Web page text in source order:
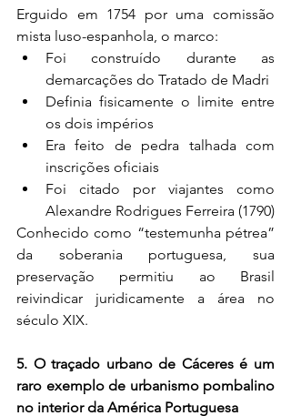
Erguido em 1754 por uma comissão
mista luso-espanhola, o marco:
Foi construído durante as
demarcações do Tratado de Madri
Definia fisicamente o limite entre
os dois impérios
Era feito de pedra talhada com
inscrições oficiais
Foi citado por viajantes como
Alexandre Rodrigues Ferreira (1790)
Conhecido como “testemunha pétrea”
da soberania portuguesa, sua
preservação permitiu ao Brasil
reivindicar juridicamente a área no
século XIX.
5. O traçado urbano de Cáceres é um
raro exemplo de urbanismo pombalino
no interior da América Portuguesa